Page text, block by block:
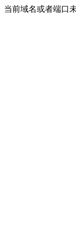
当前域名或者端口